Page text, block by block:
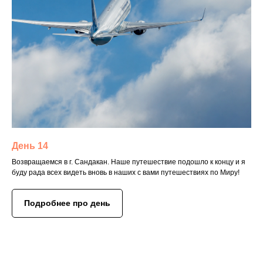
День 14
Возвращаемся в г. Сандакан. Наше путешествие подошло к концу и я
буду рада всех видеть вновь в наших с вами путешествиях по Миру!
Подробнее про день